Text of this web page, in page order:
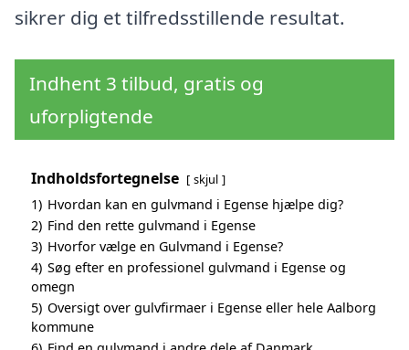
sikrer dig et tilfredsstillende resultat.
Indhent 3 tilbud, gratis og
uforpligtende
Indholdsfortegnelse skjul
1) Hvordan kan en gulvmand i Egense hjælpe dig?
2) Find den rette gulvmand i Egense
3) Hvorfor vælge en Gulvmand i Egense?
4) Søg efter en professionel gulvmand i Egense og
omegn
5) Oversigt over gulvfirmaer i Egense eller hele Aalborg
kommune